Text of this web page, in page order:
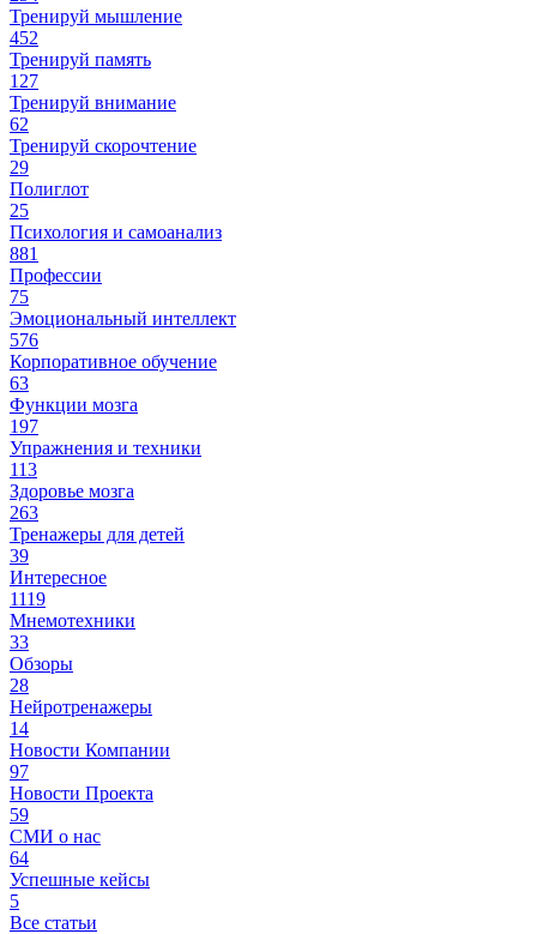
Тренируй мышление
452
Тренируй память
127
Тренируй внимание
62
Тренируй скорочтение
29
Полиглот
25
Психология и самоанализ
881
Профессии
75
Эмоциональный интеллект
576
Корпоративное обучение
63
Функции мозга
197
Упражнения и техники
113
Здоровье мозга
263
Тренажеры для детей
39
Интересное
1119
Мнемотехники
33
Обзоры
28
Нейротренажеры
14
Новости Компании
97
Новости Проекта
59
СМИ о нас
64
Успешные кейсы
5
Все статьи